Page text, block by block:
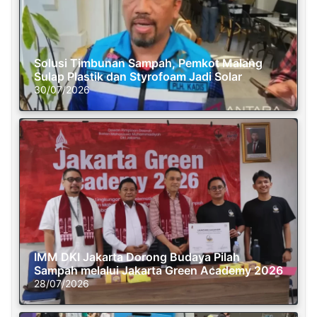
Solusi Timbunan Sampah, Pemkot Malang
Sulap Plastik dan Styrofoam Jadi Solar
30/07/2026
IMM DKI Jakarta Dorong Budaya Pilah
Sampah melalui Jakarta Green Academy 2026
28/07/2026